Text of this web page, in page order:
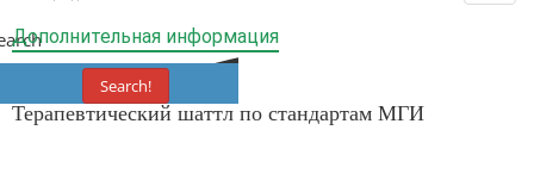
Search!
Дополнительная информация
Терапевтический шаттл по стандартам МГИ